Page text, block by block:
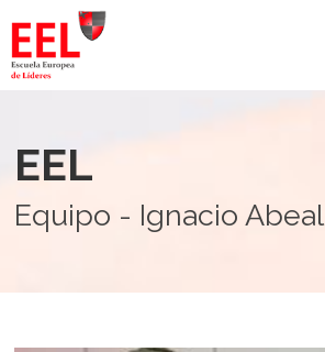
EEL
Equipo - Ignacio Abeal